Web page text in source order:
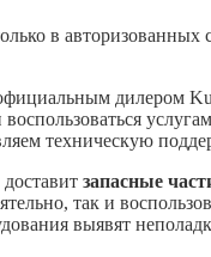
в
дилером
воспользоваться
техническую
запасные
так и
выявят